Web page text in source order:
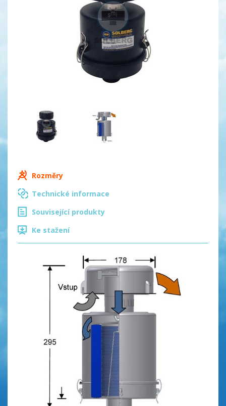
Rozměry
Technické informace
Související produkty
Ke stažení